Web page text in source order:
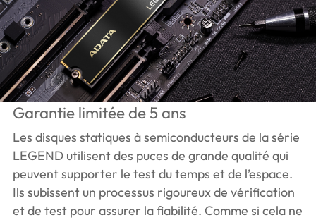
Garantie limitée de 5 ans
Les disques statiques à semiconducteurs de la série
LEGEND utilisent des puces de grande qualité qui
peuvent supporter le test du temps et de l’espace.
Ils subissent un processus rigoureux de vérification
et de test pour assurer la fiabilité. Comme si cela ne